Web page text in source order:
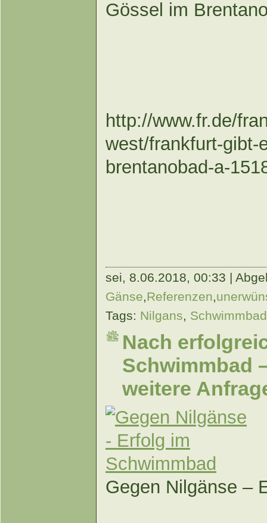
Gössel im
http://www.fr.de/
west/frankfurt-gibt-
brentanobad-a-
sei, 8.06.2018, 00:33 |
Gänse,Referenzen,
Tags: Nilgans, Schwimmbad
Nach
Schwimmbad
weitere
Gegen Nilgänse –